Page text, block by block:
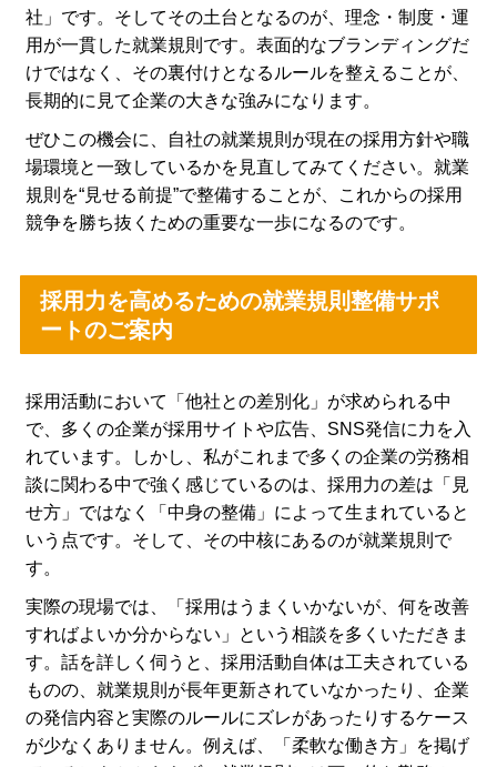
社」です。そしてその土台となるのが、理念・制度・運
用が一貫した就業規則です。表面的なブランディングだ
けではなく、その裏付けとなるルールを整えることが、
長期的に見て企業の大きな強みになります。
ぜひこの機会に、自社の就業規則が現在の採用方針や職
場環境と一致しているかを見直してみてください。就業
規則を“見せる前提”で整備することが、これからの採用
競争を勝ち抜くための重要な一歩になるのです。
採用力を高めるための就業規則整備サポ
ートのご案内
採用活動において「他社との差別化」が求められる中
で、多くの企業が採用サイトや広告、SNS発信に力を入
れています。しかし、私がこれまで多くの企業の労務相
談に関わる中で強く感じているのは、採用力の差は「見
せ方」ではなく「中身の整備」によって生まれていると
いう点です。そして、その中核にあるのが就業規則で
す。
実際の現場では、「採用はうまくいかないが、何を改善
すればよいか分からない」という相談を多くいただきま
す。話を詳しく伺うと、採用活動自体は工夫されている
ものの、就業規則が長年更新されていなかったり、企業
の発信内容と実際のルールにズレがあったりするケース
が少なくありません。例えば、「柔軟な働き方」を掲げ